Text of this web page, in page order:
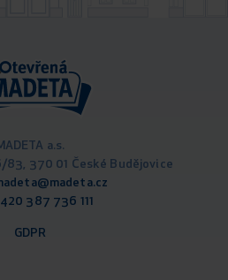
a.s.
370 01 České Budějovice
387 736 111
GDPR